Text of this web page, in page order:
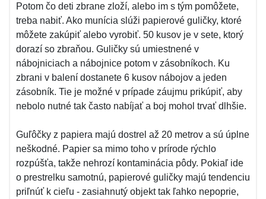
Potom čo deti zbrane zloží, alebo im s tým pomôžete,
treba nabiť. Ako munícia slúži papierové guličky, ktoré
môžete zakúpiť alebo vyrobiť. 50 kusov je v sete, ktorý
dorazí so zbraňou. Guličky sú umiestnené v
nábojniciach a nábojnice potom v zásobníkoch. Ku
zbrani v balení dostanete 6 kusov nábojov a jeden
zásobník. Tie je možné v prípade záujmu prikúpiť, aby
nebolo nutné tak často nabíjať a boj mohol trvať dlhšie.
Guľôčky z papiera majú dostrel až 20 metrov a sú úplne
neškodné. Papier sa mimo toho v prírode rýchlo
rozpúšťa, takže nehrozí kontaminácia pôdy. Pokiaľ ide
o prestrelku samotnú, papierové guličky majú tendenciu
priľnúť k cieľu - zasiahnutý objekt tak ľahko nepoprie,